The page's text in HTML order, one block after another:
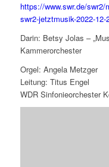
https://www.swr.de/
swr2-jetztmusik-2022-12-
Darin: Betsy Jolas –
Kammerorchester
Orgel: Angela Metzger
Leitung: Titus Engel
WDR Sinfonieorchester